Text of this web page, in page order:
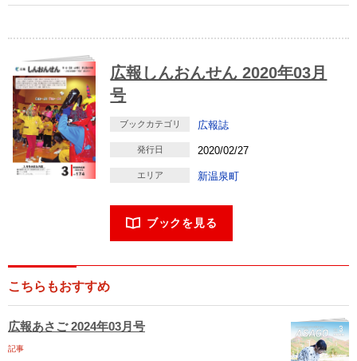
広報しんおんせん 2020年03月
号
ブックカテゴリ 広報誌
発行日 2020/02/27
エリア 新温泉町
ブックを見る
こちらもおすすめ
広報あさご 2024年03月号
記事